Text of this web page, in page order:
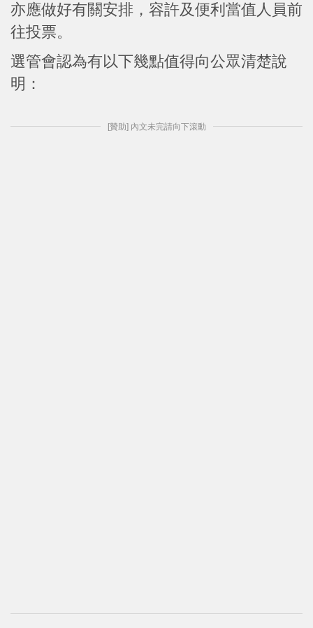
亦應做好有關安排，容許及便利當值人員前
往投票。
選管會認為有以下幾點值得向公眾清楚說
明：
[贊助] 內文未完請向下滾動